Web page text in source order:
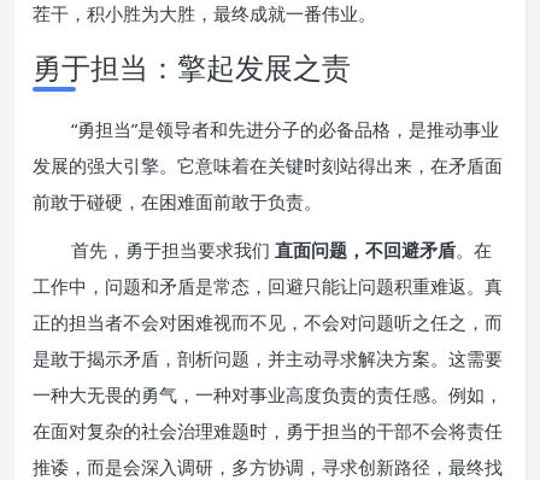
茬干，积小胜为大胜，最终成就一番伟业。
勇于担当：擎起发展之责
“勇担当”是领导者和先进分子的必备品格，是推动事业
发展的强大引擎。它意味着在关键时刻站得出来，在矛盾面
前敢于碰硬，在困难面前敢于负责。
首先，勇于担当要求我们 直面问题，不回避矛盾。在
工作中，问题和矛盾是常态，回避只能让问题积重难返。真
正的担当者不会对困难视而不见，不会对问题听之任之，而
是敢于揭示矛盾，剖析问题，并主动寻求解决方案。这需要
一种大无畏的勇气，一种对事业高度负责的责任感。例如，
在面对复杂的社会治理难题时，勇于担当的干部不会将责任
推诿，而是会深入调研，多方协调，寻求创新路径，最终找